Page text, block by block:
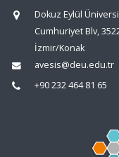
Dokuz Eylül
Cumhuriyet Blv,
İzmir/Konak
avesis@deu.edu.tr
+90 232 464 81 65